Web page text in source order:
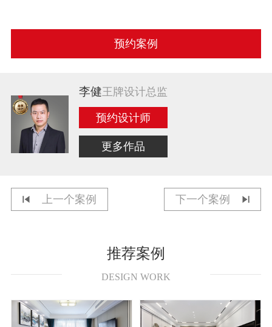
预约案例
李健王牌设计总监
预约设计师
更多作品
上一个案例 下一个案例
推荐案例
DESIGN WORK